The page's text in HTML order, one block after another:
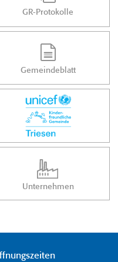
GR-Protokolle
Gemeindeblatt
Unternehmen